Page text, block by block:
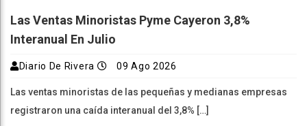
Las Ventas Minoristas Pyme Cayeron 3,8%
Interanual En Julio
Diario De Rivera 09 Ago 2026
Las ventas minoristas de las pequeñas y medianas empresas
registraron una caída interanual del 3,8% […]